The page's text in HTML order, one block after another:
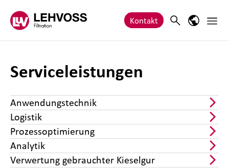
Kontakt SearchSprach-
Serviceleistungen
Anwendungstechnik
Logistik
Prozessoptimierung
Analytik
Verwertung gebrauchter Kieselgur